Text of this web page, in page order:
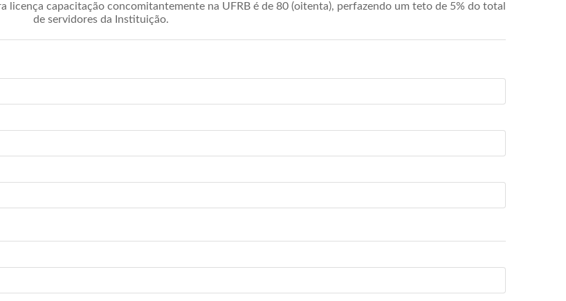
licença capacitação concomitantemente na UFRB é de 80 (oitenta), perfazendo um teto de 5% do total
de servidores da Instituição.